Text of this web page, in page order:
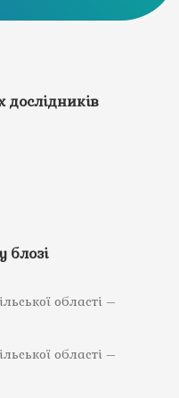
дослідників
блозі
області –
області –